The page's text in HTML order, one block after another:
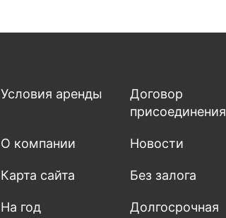
Условия аренды
Договор
присоединения
О компании Новости
Карта сайта Без залога
На год
Долгосрочная